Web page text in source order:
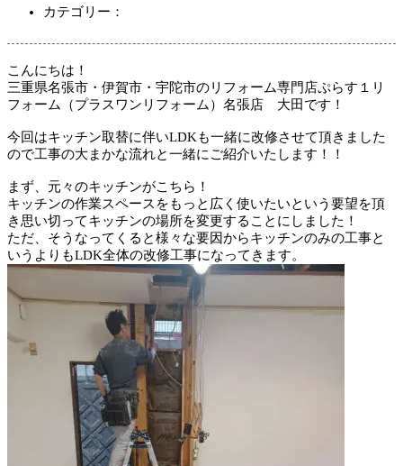
カテゴリー：
こんにちは！
三重県名張市・伊賀市・宇陀市のリフォーム専門店ぷらす１リ
フォーム（プラスワンリフォーム）名張店 大田です！
今回はキッチン取替に伴いLDKも一緒に改修させて頂きました
ので工事の大まかな流れと一緒にご紹介いたします！！
まず、元々のキッチンがこちら！
キッチンの作業スペースをもっと広く使いたいという要望を頂
き思い切ってキッチンの場所を変更することにしました！
ただ、そうなってくると様々な要因からキッチンのみの工事と
いうよりもLDK全体の改修工事になってきます。